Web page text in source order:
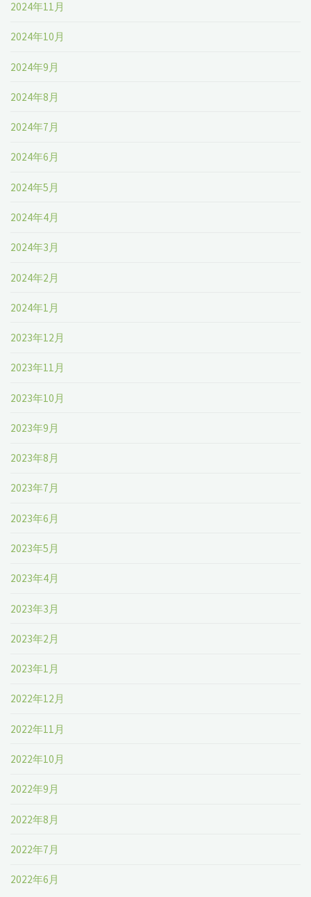
2024年11月
2024年10月
2024年9月
2024年8月
2024年7月
2024年6月
2024年5月
2024年4月
2024年3月
2024年2月
2024年1月
2023年12月
2023年11月
2023年10月
2023年9月
2023年8月
2023年7月
2023年6月
2023年5月
2023年4月
2023年3月
2023年2月
2023年1月
2022年12月
2022年11月
2022年10月
2022年9月
2022年8月
2022年7月
2022年6月